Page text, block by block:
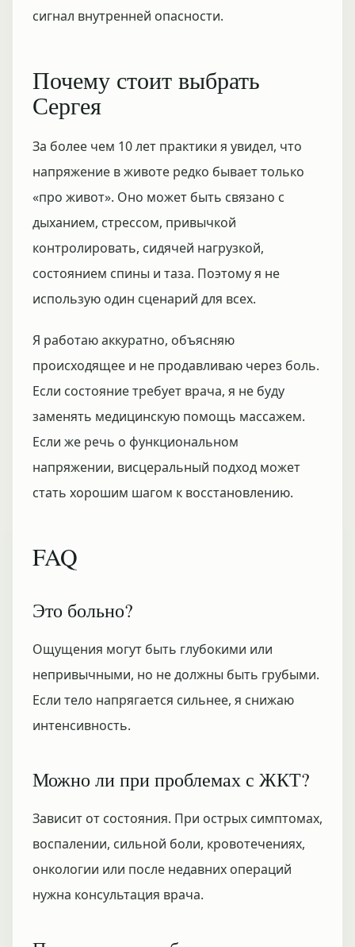
сигнал внутренней опасности.
Почему стоит выбрать
Сергея
За более чем 10 лет практики я увидел, что
напряжение в животе редко бывает только
«про живот». Оно может быть связано с
дыханием, стрессом, привычкой
контролировать, сидячей нагрузкой,
состоянием спины и таза. Поэтому я не
использую один сценарий для всех.
Я работаю аккуратно, объясняю
происходящее и не продавливаю через боль.
Если состояние требует врача, я не буду
заменять медицинскую помощь массажем.
Если же речь о функциональном
напряжении, висцеральный подход может
стать хорошим шагом к восстановлению.
FAQ
Это больно?
Ощущения могут быть глубокими или
непривычными, но не должны быть грубыми.
Если тело напрягается сильнее, я снижаю
интенсивность.
Можно ли при проблемах с ЖКТ?
Зависит от состояния. При острых симптомах,
воспалении, сильной боли, кровотечениях,
онкологии или после недавних операций
нужна консультация врача.